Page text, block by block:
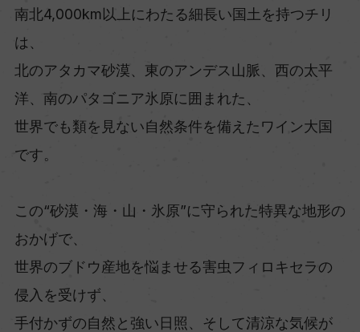
南北4,000km以上にわたる細長い国土を持つチリ
は、
北のアタカマ砂漠、東のアンデス山脈、西の太平
洋、南のパタゴニア氷原に囲まれた、
世界でも類を見ない自然条件を備えたワイン大国
です。
この“砂漠・海・山・氷原”に守られた特異な地形の
おかげで、
世界のブドウ産地を悩ませる害虫フィロキセラの
侵入を受けず、
手付かずの自然と強い日照、そして清涼な気候が